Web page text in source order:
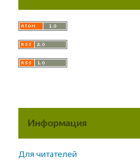
Информация
Для читателей